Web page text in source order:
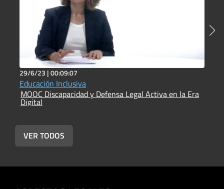
29/6/23 |00:09:07
Educación Inclusiva
MOOC Discapacidad y Defensa Legal Activa en la Era
Digital
VER TODOS